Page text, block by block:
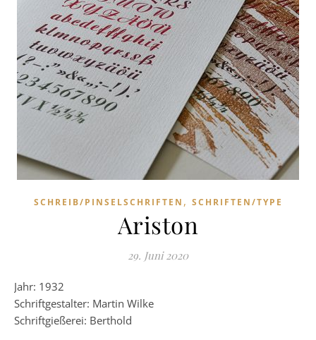
SCHREIB/PINSELSCHRIFTEN , SCHRIFTEN/TYPE
Ariston
29. Juni 2020
Jahr: 1932
Schriftgestalter: Martin Wilke
Schriftgießerei: Berthold